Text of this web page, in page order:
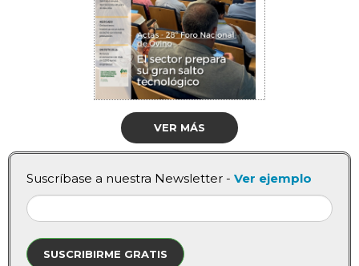
VER MÁS
Suscríbase a nuestra Newsletter - Ver ejemplo
SUSCRIBIRME GRATIS